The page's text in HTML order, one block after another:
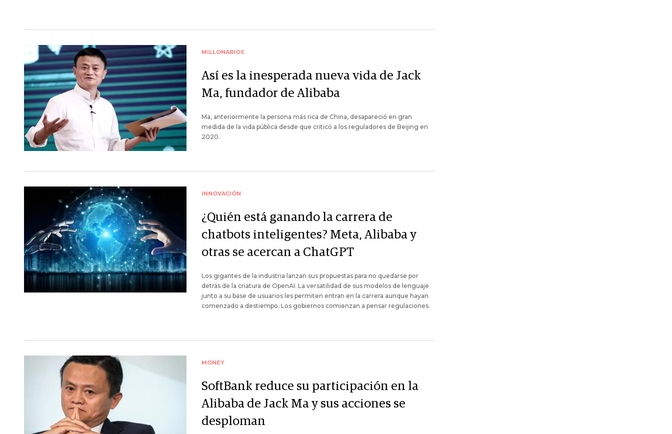
MILLONARIOS
Así es la inesperada nueva vida de Jack
Ma, fundador de Alibaba
Ma, anteriormente la persona más rica de China, desapareció en gran
medida de la vida pública desde que criticó a los reguladores de Beijing en
2020.
INNOVACIÓN
¿Quién está ganando la carrera de
chatbots inteligentes? Meta, Alibaba y
otras se acercan a ChatGPT
Los gigantes de la industria lanzan sus propuestas para no quedarse por
detrás de la criatura de OpenAI. La versatilidad de sus modelos de lenguaje
junto a su base de usuarios les permiten entran en la carrera aunque hayan
comenzado a destiempo. Los gobiernos comienzan a pensar regulaciones.
MONEY
SoftBank reduce su participación en la
Alibaba de Jack Ma y sus acciones se
desploman